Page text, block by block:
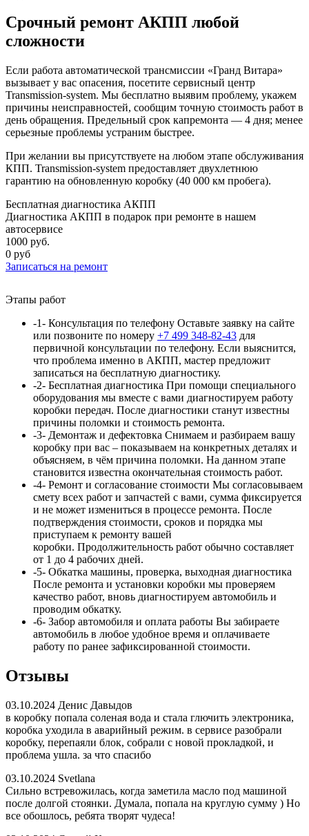
Срочный ремонт АКПП любой
сложности
Если работа автоматической трансмиссии «Гранд Витара»
вызывает у вас опасения, посетите сервисный центр
Transmission-system. Мы бесплатно выявим проблему, укажем
причины неисправностей, сообщим точную стоимость работ в
день обращения. Предельный срок капремонта — 4 дня; менее
серьезные проблемы устраним быстрее.
При желании вы присутствуете на любом этапе обслуживания
КПП. Transmission-system предоставляет двухлетнюю
гарантию на обновленную коробку (40 000 км пробега).
Бесплатная диагностика АКПП
Диагностика АКПП в подарок при ремонте в нашем
автосервисе
1000 руб.
0 руб
Записаться на ремонт
Этапы работ
-1- Консультация по телефону Оставьте заявку на сайте
или позвоните по номеру +7 499 348-82-43 для
первичной консультации по телефону. Если выяснится,
что проблема именно в АКПП, мастер предложит
записаться на бесплатную диагностику.
-2- Бесплатная диагностика При помощи специального
оборудования мы вместе с вами диагностируем работу
коробки передач. После диагностики станут известны
причины поломки и стоимость ремонта.
-3- Демонтаж и дефектовка Снимаем и разбираем вашу
коробку при вас – показываем на конкретных деталях и
объясняем, в чём причина поломки. На данном этапе
становится известна окончательная стоимость работ.
-4- Ремонт и согласование стоимости Мы согласовываем
смету всех работ и запчастей с вами, сумма фиксируется
и не может измениться в процессе ремонта. После
подтверждения стоимости, сроков и порядка мы
приступаем к ремонту вашей
коробки. Продолжительность работ обычно составляет
от 1 до 4 рабочих дней.
-5- Обкатка машины, проверка, выходная диагностика
После ремонта и установки коробки мы проверяем
качество работ, вновь диагностируем автомобиль и
проводим обкатку.
-6- Забор автомобиля и оплата работы Вы забираете
автомобиль в любое удобное время и оплачиваете
работу по ранее зафиксированной стоимости.
Отзывы
03.10.2024 Денис Давыдов
в коробку попала соленая вода и стала глючить электроника,
коробка уходила в аварийный режим. в сервисе разобрали
коробку, перепаяли блок, собрали с новой прокладкой, и
проблема ушла. за что спасибо
03.10.2024 Svetlana
Сильно встревожилась, когда заметила масло под машиной
после долгой стоянки. Думала, попала на круглую сумму ) Но
все обошлось, ребята творят чудеса!